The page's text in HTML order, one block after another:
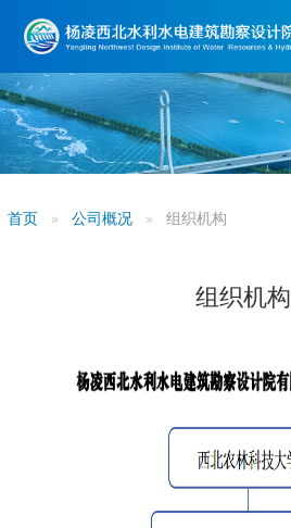
首页 公司概况 组织机构
组织机构